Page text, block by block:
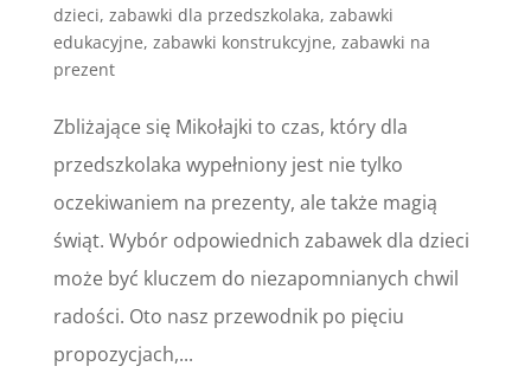
dzieci, zabawki dla przedszkolaka, zabawki
edukacyjne, zabawki konstrukcyjne, zabawki na
prezent
Zbliżające się Mikołajki to czas, który dla
przedszkolaka wypełniony jest nie tylko
oczekiwaniem na prezenty, ale także magią
świąt. Wybór odpowiednich zabawek dla dzieci
może być kluczem do niezapomnianych chwil
radości. Oto nasz przewodnik po pięciu
propozycjach,...